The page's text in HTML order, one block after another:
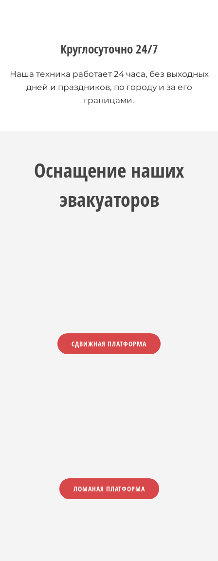
Круглосуточно 24/7
Наша техника работает 24 часа, без выходных
дней и праздников, по городу и за его
границами.
Оснащение наших
эвакуаторов
СДВИЖНАЯ ПЛАТФОРМА
ЛОМАНАЯ ПЛАТФОРМА